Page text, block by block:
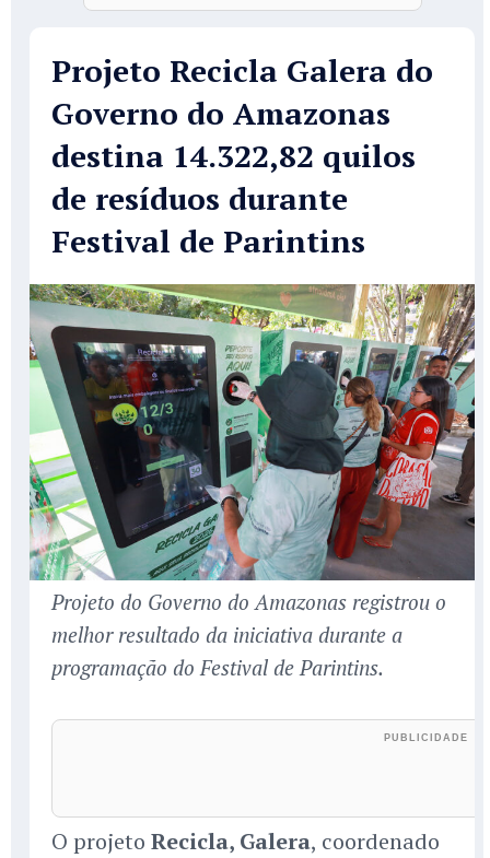
Projeto Recicla Galera do
Governo do Amazonas
destina 14.322,82 quilos
de resíduos durante
Festival de Parintins
Projeto do Governo do Amazonas registrou o
melhor resultado da iniciativa durante a
programação do Festival de Parintins.
O projeto Recicla, Galera, coordenado